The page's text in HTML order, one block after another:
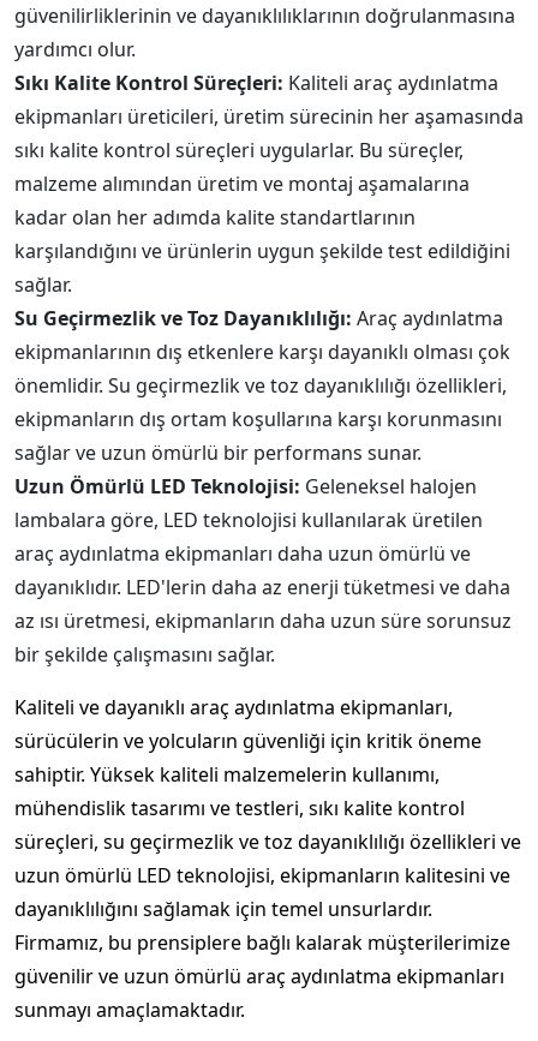
güvenilirliklerinin ve dayanıklılıklarının doğrulanmasına
yardımcı olur.
Sıkı Kalite Kontrol Süreçleri: Kaliteli araç aydınlatma
ekipmanları üreticileri, üretim sürecinin her aşamasında
sıkı kalite kontrol süreçleri uygularlar. Bu süreçler,
malzeme alımından üretim ve montaj aşamalarına
kadar olan her adımda kalite standartlarının
karşılandığını ve ürünlerin uygun şekilde test edildiğini
sağlar.
Su Geçirmezlik ve Toz Dayanıklılığı: Araç aydınlatma
ekipmanlarının dış etkenlere karşı dayanıklı olması çok
önemlidir. Su geçirmezlik ve toz dayanıklılığı özellikleri,
ekipmanların dış ortam koşullarına karşı korunmasını
sağlar ve uzun ömürlü bir performans sunar.
Uzun Ömürlü LED Teknolojisi: Geleneksel halojen
lambalara göre, LED teknolojisi kullanılarak üretilen
araç aydınlatma ekipmanları daha uzun ömürlü ve
dayanıklıdır. LED'lerin daha az enerji tüketmesi ve daha
az ısı üretmesi, ekipmanların daha uzun süre sorunsuz
bir şekilde çalışmasını sağlar.
Kaliteli ve dayanıklı araç aydınlatma ekipmanları,
sürücülerin ve yolcuların güvenliği için kritik öneme
sahiptir. Yüksek kaliteli malzemelerin kullanımı,
mühendislik tasarımı ve testleri, sıkı kalite kontrol
süreçleri, su geçirmezlik ve toz dayanıklılığı özellikleri ve
uzun ömürlü LED teknolojisi, ekipmanların kalitesini ve
dayanıklılığını sağlamak için temel unsurlardır.
Firmamız, bu prensiplere bağlı kalarak müşterilerimize
güvenilir ve uzun ömürlü araç aydınlatma ekipmanları
sunmayı amaçlamaktadır.